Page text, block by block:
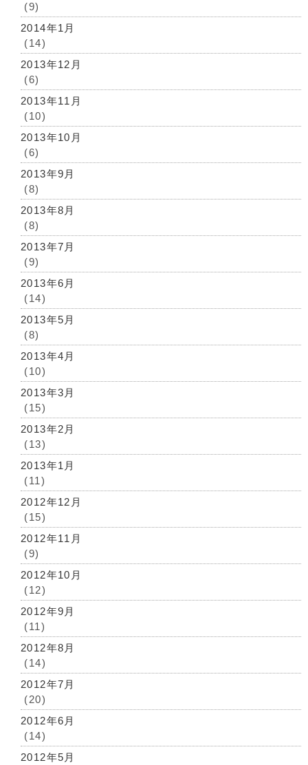
(9)
2014年1月
(14)
2013年12月
(6)
2013年11月
(10)
2013年10月
(6)
2013年9月
(8)
2013年8月
(8)
2013年7月
(9)
2013年6月
(14)
2013年5月
(8)
2013年4月
(10)
2013年3月
(15)
2013年2月
(13)
2013年1月
(11)
2012年12月
(15)
2012年11月
(9)
2012年10月
(12)
2012年9月
(11)
2012年8月
(14)
2012年7月
(20)
2012年6月
(14)
2012年5月